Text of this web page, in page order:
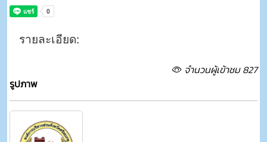
รายละเอียด:
จำนวนผู้เข้าชม 827
รูปภาพ